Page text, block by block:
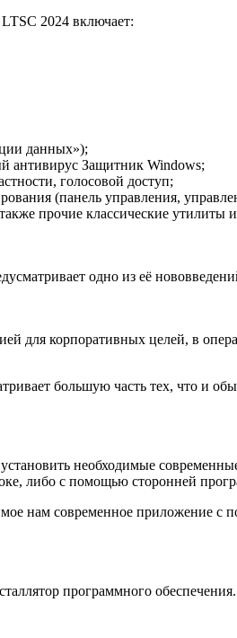
2024 включает:
данных»);
антивирус Защитник Windows;
голосовой доступ;
(панель управления,
прочие классические утилиты
одно из её
для корпоративных целей, в
большую часть тех, что и
необходимые
либо с помощью сторонней
нам современное приложение с
программного обеспечения.